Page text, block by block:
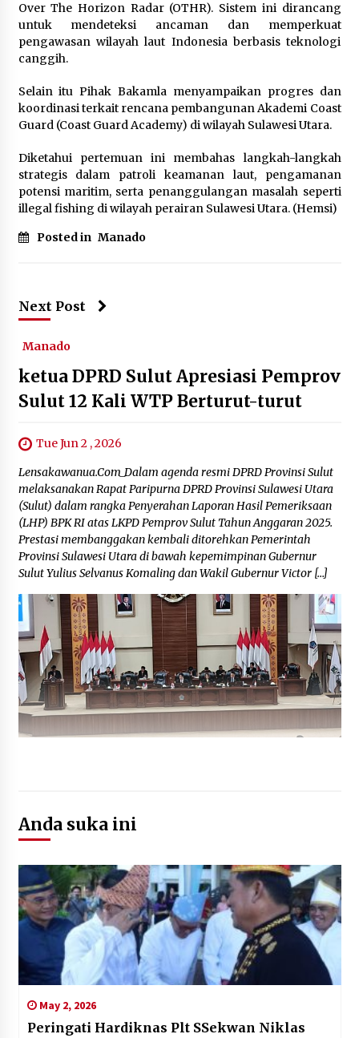
Gencatan Senjata Sementara: Warga Gaza Pergi
ke Pantai, hingga Cek Reruntuhan Rumah
November 28, 2023
‘Perang Baru’
September 8, 2023
Papua Nugini Evakuasi 7.900 Warga yang
May 29, 2024
Gencatan Senjata dan Pembebasan Sandera
Over The Horizon Radar (OTHR). Sistem ini dirancang
untuk mendeteksi ancaman dan memperkuat
pengawasan wilayah laut Indonesia berbasis teknologi
canggih.
Selain itu Pihak Bakamla menyampaikan progres dan
koordinasi terkait rencana pembangunan Akademi Coast
Guard (Coast Guard Academy) di wilayah Sulawesi Utara.
Diketahui pertemuan ini membahas langkah-langkah
strategis dalam patroli keamanan laut, pengamanan
potensi maritim, serta penanggulangan masalah seperti
illegal fishing di wilayah perairan Sulawesi Utara. (Hemsi)
Posted in Manado
Next Post
Manado
ketua DPRD Sulut Apresiasi Pemprov
Sulut 12 Kali WTP Berturut-turut
Tue Jun 2 , 2026
Lensakawanua.Com_Dalam agenda resmi DPRD Provinsi Sulut
melaksanakan Rapat Paripurna DPRD Provinsi Sulawesi Utara
(Sulut) dalam rangka Penyerahan Laporan Hasil Pemeriksaan
(LHP) BPK RI atas LKPD Pemprov Sulut Tahun Anggaran 2025.
Prestasi membanggakan kembali ditorehkan Pemerintah
Provinsi Sulawesi Utara di bawah kepemimpinan Gubernur
Sulut Yulius Selvanus Komaling dan Wakil Gubernur Victor […]
Anda suka ini
May 2, 2026
Peringati Hardiknas Plt SSekwan Niklas